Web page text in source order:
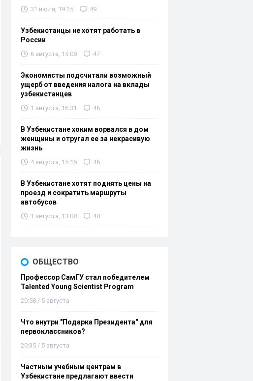
31 июля, 19:25 49
Узбекистанцы не хотят работать в
России
6 августа, 15:08 47
Экономисты подсчитали возможный
ущерб от введения налога на вклады
узбекистанцев
1 августа, 16:31 46
В Узбекистане хоким ворвался в дом
женщины и отругал ее за некрасивую
жизнь
4 августа, 15:16 46
В Узбекистане хотят поднять цены на
проезд и сократить маршруты
автобусов
1 августа, 13:08 40
ОБЩЕСТВО
Профессор СамГУ стал победителем
Talented Young Scientist Program
20:58 / 5 августа
Что внутри "Подарка Президента" для
первоклассников?
20:35 / 5 августа
Частным учебным центрам в
Узбекистане предлагают ввести